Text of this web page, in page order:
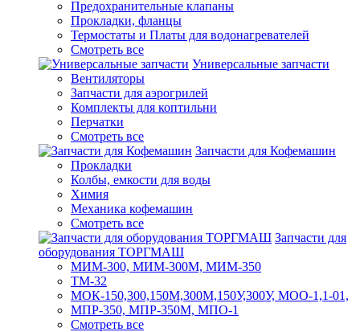
Предохранительные клапаны
Прокладки, фланцы
Термостаты и Платы для водонагревателей
Смотреть все
Универсальные запчасти
Вентиляторы
Запчасти для аэрогрилей
Комплекты для коптильни
Перчатки
Смотреть все
Запчасти для Кофемашин
Прокладки
Колбы, емкости для воды
Химия
Механика кофемашин
Смотреть все
Запчасти для
оборудования ТОРГМАШ
МИМ-300, МИМ-300М, МИМ-350
ТМ-32
МОК-150,300,150М,300М,150У,300У, МОО-1,1-01,
МПР-350, МПР-350М, МПО-1
Смотреть все